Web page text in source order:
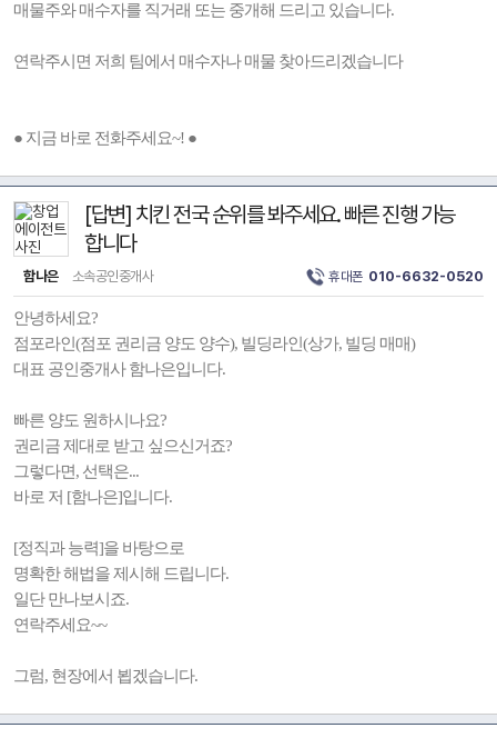
매물주와 매수자를 직거래 또는 중개해 드리고 있습니다.
연락주시면 저희 팀에서 매수자나 매물 찾아드리겠습니다
● 지금 바로 전화주세요~! ●
[답변] 치킨 전국 순위를 봐주세요. 빠른 진행 가능
합니다
함나은 소속공인중개사 휴대폰 010-6632-0520
안녕하세요?
점포라인(점포 권리금 양도 양수), 빌딩라인(상가, 빌딩 매매)
대표 공인중개사 함나은입니다.
빠른 양도 원하시나요?
권리금 제대로 받고 싶으신거죠?
그렇다면, 선택은...
바로 저 [함나은]입니다.
[정직과 능력]을 바탕으로
명확한 해법을 제시해 드립니다.
일단 만나보시죠.
연락주세요~~
그럼, 현장에서 뵙겠습니다.